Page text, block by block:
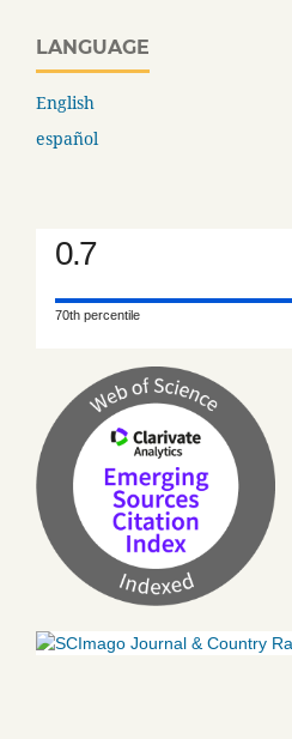
LANGUAGE
English
español
0.7
70th percentile